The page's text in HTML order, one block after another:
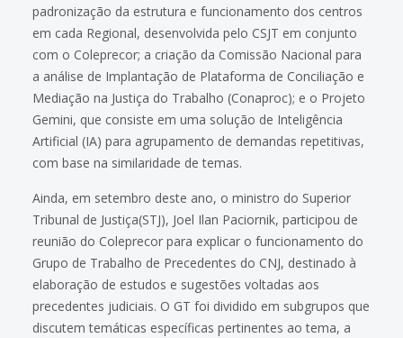
padronização da estrutura e funcionamento dos centros
em cada Regional, desenvolvida pelo CSJT em conjunto
com o Coleprecor; a criação da Comissão Nacional para
a análise de Implantação de Plataforma de Conciliação e
Mediação na Justiça do Trabalho (Conaproc); e o Projeto
Gemini, que consiste em uma solução de Inteligência
Artificial (IA) para agrupamento de demandas repetitivas,
com base na similaridade de temas.
Ainda, em setembro deste ano, o ministro do Superior
Tribunal de Justiça(STJ), Joel Ilan Paciornik, participou de
reunião do Coleprecor para explicar o funcionamento do
Grupo de Trabalho de Precedentes do CNJ, destinado à
elaboração de estudos e sugestões voltadas aos
precedentes judiciais. O GT foi dividido em subgrupos que
discutem temáticas específicas pertinentes ao tema, a